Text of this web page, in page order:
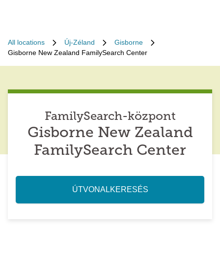
All locations Új-Zéland
Gisborne
Gisborne New Zealand FamilySearch Center
FamilySearch-központ
Gisborne New Zealand
FamilySearch Center
ÚTVONALKERESÉS